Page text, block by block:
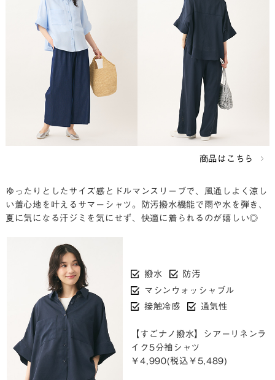
商品はこちら
ゆったりとしたサイズ感とドルマンスリーブで、風通しよく涼し
い着心地を叶えるサマーシャツ。防汚撥水機能で雨や水を弾き、
夏に気になる汗ジミを気にせず、快適に着られるのが嬉しい◎
撥水
防汚
マシンウォッシャブル
接触冷感
通気性
【すごナノ撥水】シアーリネンラ
イク5分袖シャツ
￥4,990(税込￥5,489)